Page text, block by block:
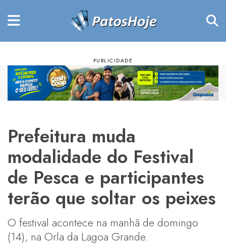
Prefeitura muda
modalidade do Festival
de Pesca e participantes
terão que soltar os peixes
O festival acontece na manhã de domingo
(14), na Orla da Lagoa Grande.